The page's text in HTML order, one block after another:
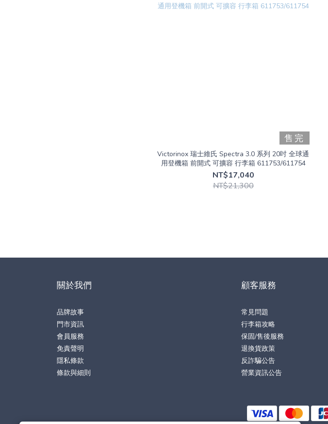
售完
Victorinox 瑞士維氏 Spectra 3.0 系列 20吋 全球通
用登機箱 前開式 可擴容 行李箱 611753/611754
NT$17,040
NT$21,300
關於我們
品牌故事
門市資訊
會員服務
免責聲明
隱私條款
條款與細則
顧客服務
常見問題
行李箱攻略
保固/售後服務
退換貨政策
反詐騙公告
營業資訊公告